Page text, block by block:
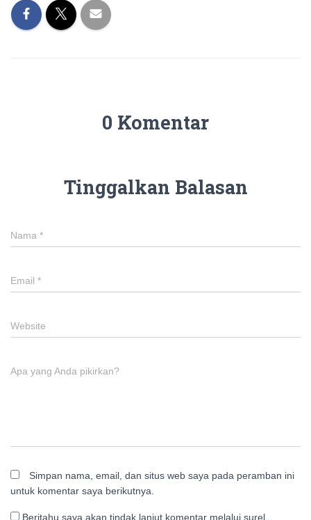
0 Komentar
Tinggalkan Balasan
Nama *
Email *
Website
Apa yang Anda pikirkan?
Simpan nama, email, dan situs web saya pada peramban ini
untuk komentar saya berikutnya.
Beritahu saya akan tindak lanjut komentar melalui surel.